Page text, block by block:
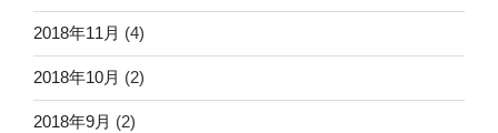
2018年11月 (4)
2018年10月 (2)
2018年9月 (2)